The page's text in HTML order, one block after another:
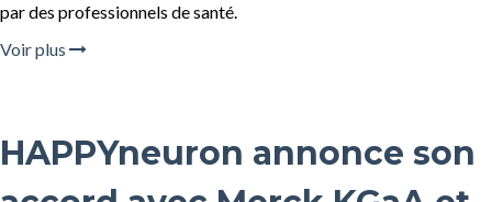
par des professionnels de santé.
Voir plus
HAPPYneuron annonce son